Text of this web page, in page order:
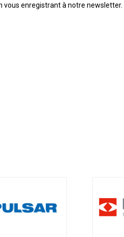
vous enregistrant à notre newsletter.